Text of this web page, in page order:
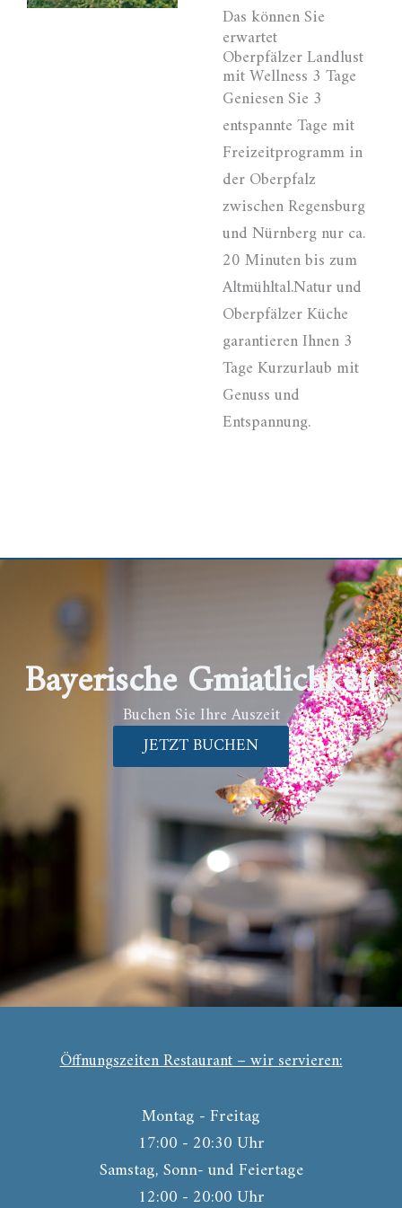
Das können Sie
erwartet
Oberpfälzer Landlust
mit Wellness 3 Tage
Geniesen Sie 3
entspannte Tage mit
Freizeitprogramm in
der Oberpfalz
zwischen Regensburg
und Nürnberg nur ca.
20 Minuten bis zum
Altmühltal.Natur und
Oberpfälzer Küche
garantieren Ihnen 3
Tage Kurzurlaub mit
Genuss und
Entspannung.
Bayerische Gmiatlichkeit
Buchen Sie Ihre Auszeit
JETZT BUCHEN
Öffnungszeiten Restaurant – wir servieren:
Montag - Freitag
17:00 - 20:30 Uhr
Samstag, Sonn- und Feiertage
12:00 - 20:00 Uhr